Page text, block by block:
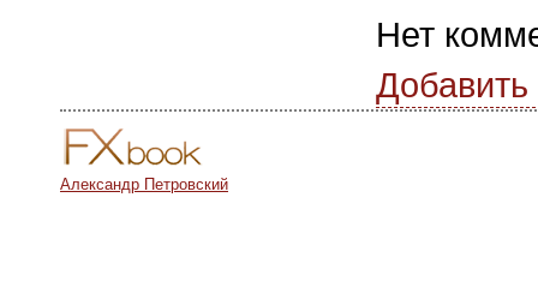
Нет
Александр Петровский